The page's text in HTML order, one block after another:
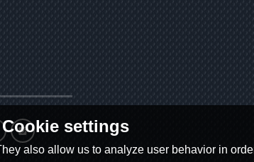
Cookie settings
also allow us to analyze user behavior in